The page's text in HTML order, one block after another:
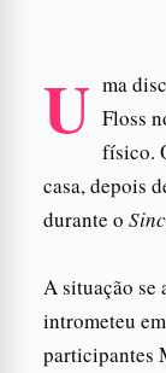
U ma
Floss
físico.
casa, depois
durante o
A situação se
intrometeu
participantes